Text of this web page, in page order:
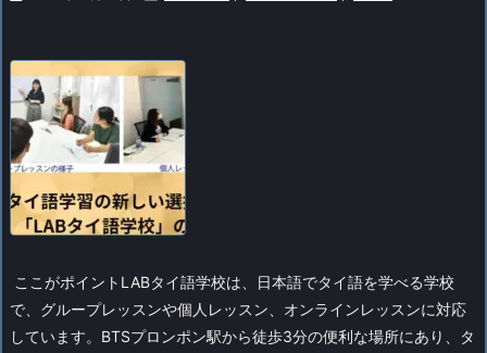
ここがポイント LABタイ語学校は、日本語でタイ語を学べる学校
で、グループレッスンや個人レッスン、オンラインレッスンに対応
しています。BTSプロンポン駅から徒歩3分の便利な場所にあり、タ